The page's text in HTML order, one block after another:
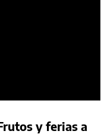
y ferias a